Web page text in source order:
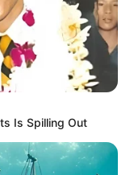
Is Spilling Out